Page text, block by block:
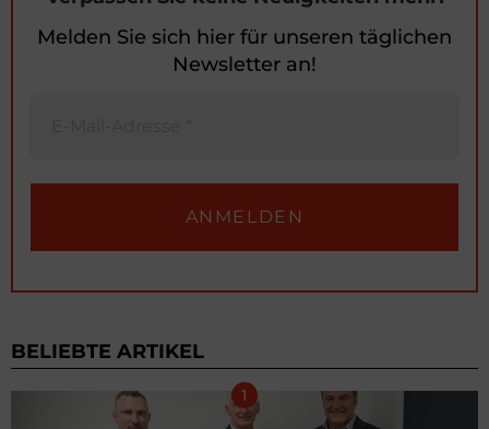
Melden Sie sich hier für unseren täglichen
Newsletter an!
BELIEBTE ARTIKEL